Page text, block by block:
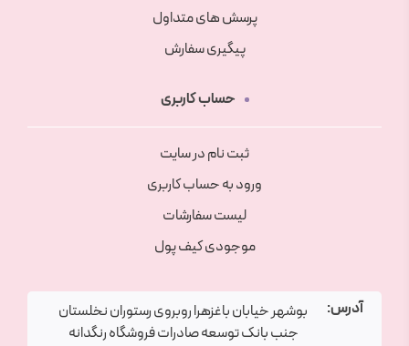
پرسش های متداول
پیگیری سفارش
حساب کاربری
ثبت نام در سایت
ورود به حساب کاربری
لیست سفارشات
موجودی کیف پول
آدرس:
بوشهر خیابان باغزهرا روبروی رستوران نخلستان
جنب بانک توسعه صادرات فروشگاه رنگدانه